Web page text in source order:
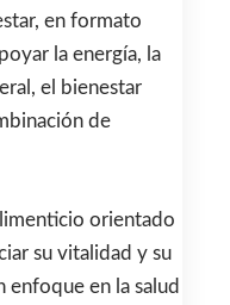
en formato
la energía, la
el bienestar
de
orientado
su vitalidad y su
en la salud